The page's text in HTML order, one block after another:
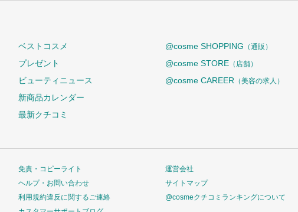
ベストコスメ
プレゼント
ビューティニュース
新商品カレンダー
最新クチコミ
@cosme SHOPPING （通販）
@cosme STORE （店舗）
@cosme CAREER （美容の求人）
免責・コピーライト
ヘルプ・お問い合わせ
利用規約違反に関するご連絡
運営会社
サイトマップ
@cosmeクチコミランキングについて